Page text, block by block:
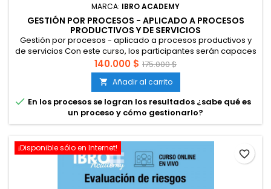
MARCA: IBRO ACADEMY
GESTIÓN POR PROCESOS - APLICADO A PROCESOS
PRODUCTIVOS Y DE SERVICIOS
Gestión por procesos - aplicado a procesos productivos y
de servicios Con este curso, los participantes serán capaces
de identificar, describir procesos de sus organizaciones,
establecer variables de eficacia y eficiencia y definir
objetivos e indicadores para la gestión de procesos. Los
participantes, al describir los procesos considerando sus
elementos,...
140.000 $ 175.000 $
 Añadir al carrito
 En los procesos se logran los resultados ¿sabe qué es
un proceso y cómo gestionarlo?
¡Disponible sólo en Internet!
favorite_border